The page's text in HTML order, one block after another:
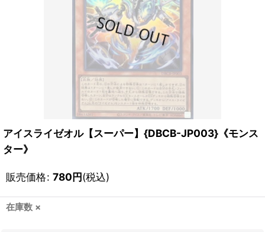
アイスライゼオル【スーパー】{DBCB-JP003}《モンス
ター》
販売価格: 780円(税込)
在庫数 ×